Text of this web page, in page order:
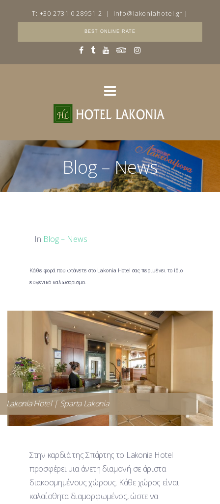
T: +30 2731 0 28951-2 | info@lakoniahotel.gr |
BEST ONLINE RATE
Blog – News
In Blog – News
Κάθε φορά που φτάνετε στο Lakonia Hotel σας περιμένει το ίδιο
ευγενικό καλωσόρισμα.
Lakonia Hotel | Sparta Lakonia
Στην καρδιά της Σπάρτης το Lakonia Hotel
προσφέρει μια άνετη διαμονή σε άριστα
διακοσμημένους χώρους. Κάθε χώρος είναι
καλαίσθητα διαμορφωμένος, ώστε να